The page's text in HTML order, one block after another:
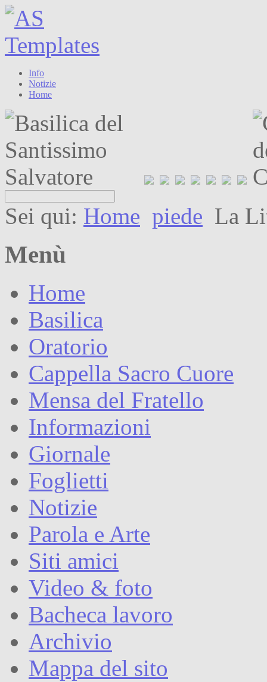
Info
Notizie
Home
Sei qui: Home piede La
Menù
Home
Basilica
Oratorio
Cappella Sacro Cuore
Mensa del Fratello
Informazioni
Giornale
Foglietti
Notizie
Parola e Arte
Siti amici
Video & foto
Bacheca lavoro
Archivio
Mappa del sito